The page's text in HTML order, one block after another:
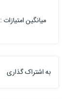
میانگین امتیازات :
به اشتراک گذاری